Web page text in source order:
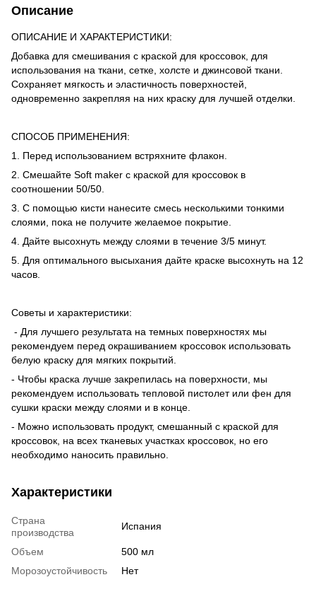
Описание
ОПИСАНИЕ И ХАРАКТЕРИСТИКИ:
Добавка для смешивания с краской для кроссовок, для
использования на ткани, сетке, холсте и джинсовой ткани.
Сохраняет мягкость и эластичность поверхностей,
одновременно закрепляя на них краску для лучшей отделки.
СПОСОБ ПРИМЕНЕНИЯ:
1. Перед использованием встряхните флакон.
2. Смешайте Soft maker с краской для кроссовок в
соотношении 50/50.
3. С помощью кисти нанесите смесь несколькими тонкими
слоями, пока не получите желаемое покрытие.
4. Дайте высохнуть между слоями в течение 3/5 минут.
5. Для оптимального высыхания дайте краске высохнуть на 12
часов.
Советы и характеристики:
- Для лучшего результата на темных поверхностях мы
рекомендуем перед окрашиванием кроссовок использовать
белую краску для мягких покрытий.
- Чтобы краска лучше закрепилась на поверхности, мы
рекомендуем использовать тепловой пистолет или фен для
сушки краски между слоями и в конце.
- Можно использовать продукт, смешанный с краской для
кроссовок, на всех тканевых участках кроссовок, но его
необходимо наносить правильно.
Характеристики
Страна
производства
Испания
Объем
500 мл
Морозоустойчивость
Нет